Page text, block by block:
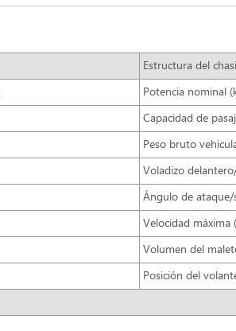
Estructura del
Potencia nominal
Capacidad de
Peso bruto
Voladizo
Ángulo de ataque/
Velocidad máxima
Volumen del
Posición del